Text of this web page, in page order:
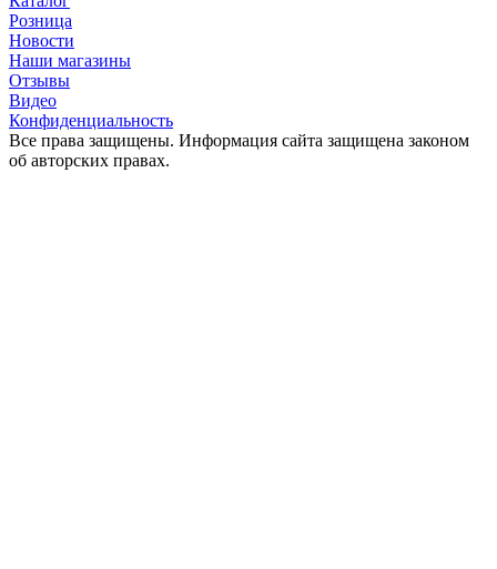
Розница
Новости
Наши магазины
Отзывы
Видео
Конфиденциальность
Все права защищены. Информация сайта защищена законом
об авторских правах.